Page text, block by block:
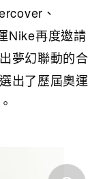
、
Nike再度邀請
夢幻聯動的合
出了歷屆奧運